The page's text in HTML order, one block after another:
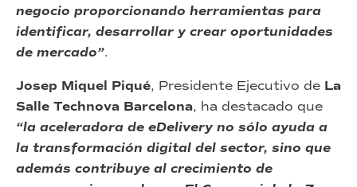
negocio proporcionando herramientas para
identificar, desarrollar y crear oportunidades
de mercado”.
Josep Miquel Piqué, Presidente Ejecutivo de La
Salle Technova Barcelona, ha destacado que
“la aceleradora de eDelivery no sólo ayuda a
la transformación digital del sector, sino que
además contribuye al crecimiento de